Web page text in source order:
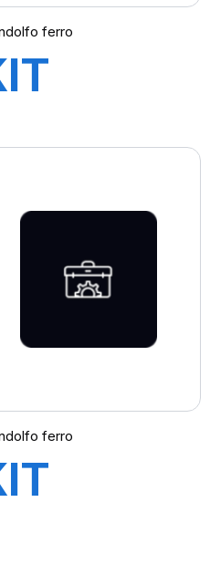
ferro
UP-WG
avec kit
LED&LASER
ferro